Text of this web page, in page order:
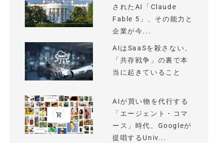
されたAI「Claude
Fable 5」、その能力と
企業が今...
AIはSaaSを殺さない、
「共存戦争」の裏で本
当に起きていること
AIが買い物を代行する
「エージェント・コマ
ース」時代、Googleが
提唱するUniv...